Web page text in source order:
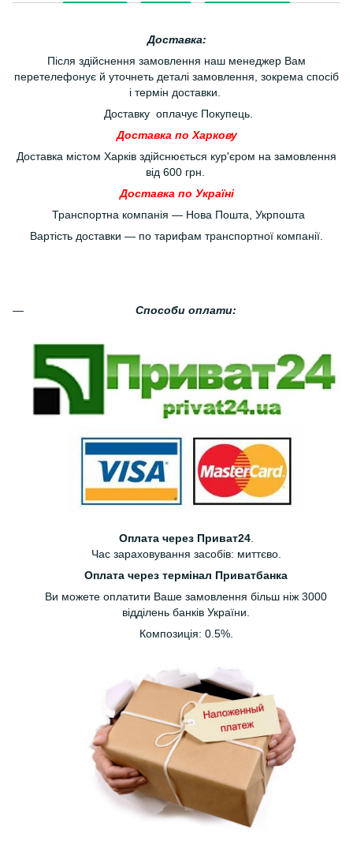
Доставка:
Після здійснення замовлення наш менеджер Вам
перетелефонує й уточнеть деталі замовлення, зокрема спосіб
і термін доставки.
Доставку оплачує Покупець.
Доставка по Харкову
Доставка містом Харків здійснюється кур'єром на замовлення
від 600 грн.
Доставка по Україні
Транспортна компанія — Нова Пошта, Укрпошта
Вартість доставки — по тарифам транспортної компанії.
Способи оплати:
Оплата через Приват24.
Час зараховування засобів: миттєво.
Оплата через термінал Приватбанка
Ви можете оплатити Ваше замовлення більш ніж 3000
відділень банків України.
Композиція: 0.5%.